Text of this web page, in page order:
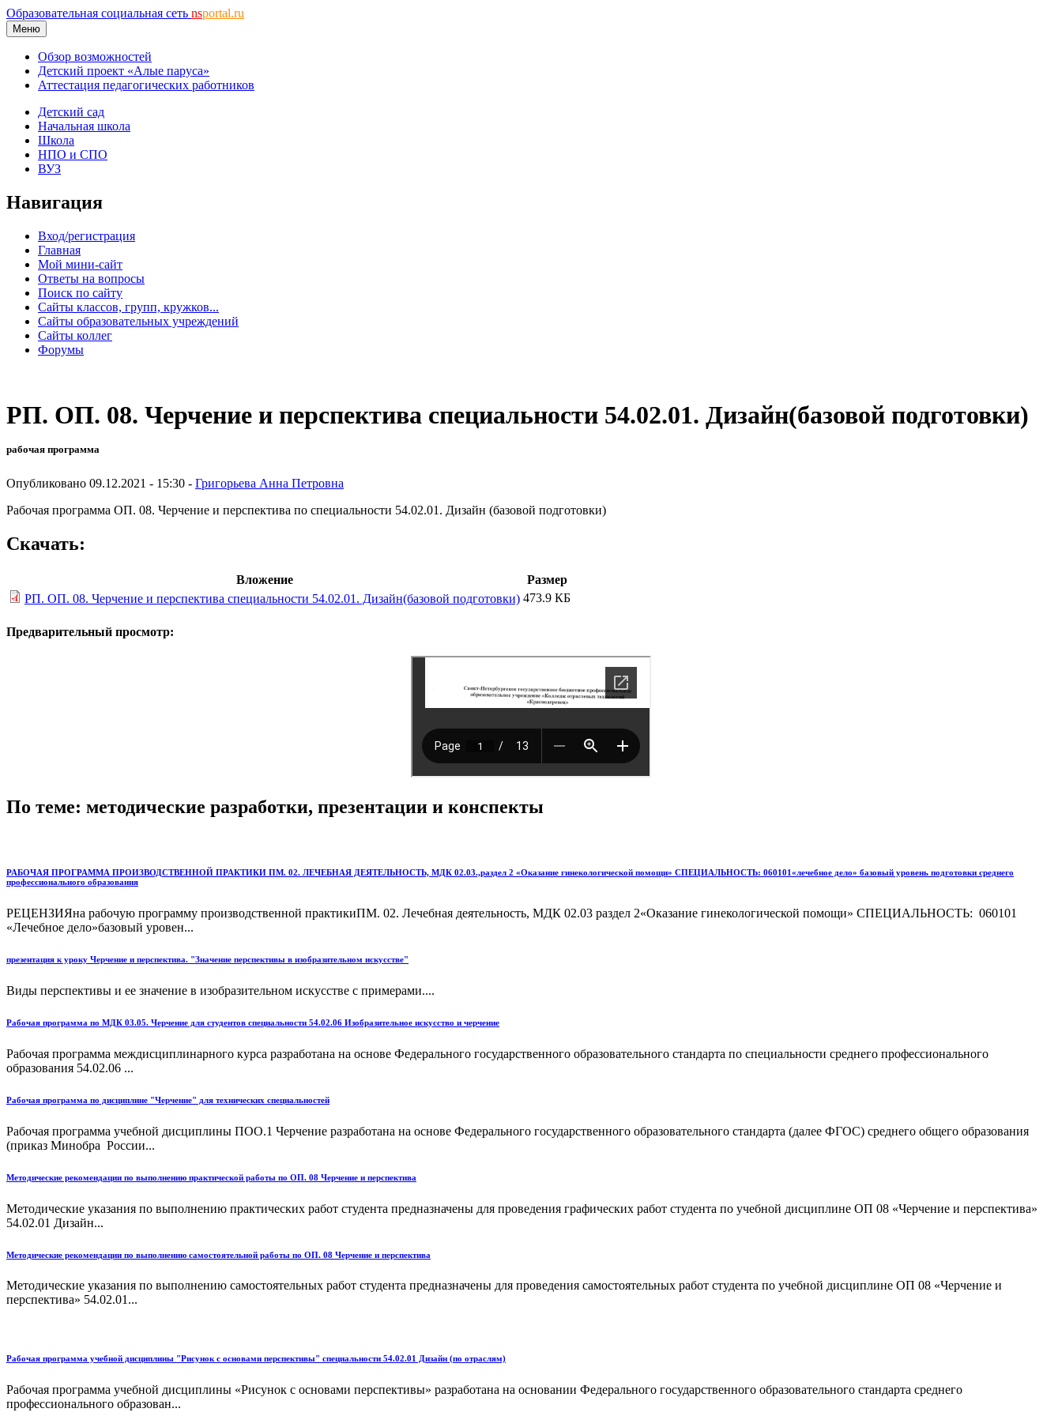
Образовательная социальная сеть nsportal.ru
Меню
Обзор возможностей
Детский проект «Алые паруса»
Аттестация педагогических работников
Детский сад
Начальная школа
Школа
НПО и СПО
ВУЗ
Навигация
Вход/регистрация
Главная
Мой мини-сайт
Ответы на вопросы
Поиск по сайту
Сайты классов, групп, кружков...
Сайты образовательных учреждений
Сайты коллег
Форумы
РП. ОП. 08. Черчение и перспектива специальности 54.02.01. Дизайн(базовой подготовки)
рабочая программа
Опубликовано 09.12.2021 - 15:30 - Григорьева Анна Петровна
Рабочая программа ОП. 08. Черчение и перспектива по специальности 54.02.01. Дизайн (базовой подготовки)
Скачать:
Вложение
Размер
РП. ОП. 08. Черчение и перспектива специальности 54.02.01. Дизайн(базовой подготовки) 473.9 КБ
Предварительный просмотр:
По теме: методические разработки, презентации и конспекты
РАБОЧАЯ ПРОГРАММА ПРОИЗВОДСТВЕННОЙ ПРАКТИКИ ПМ. 02. ЛЕЧЕБНАЯ ДЕЯТЕЛЬНОСТЬ, МДК 02.03.,раздел 2 «Оказание гинекологической помощи» СПЕЦИАЛЬНОСТЬ: 060101«лечебное дело» базовый уровень подготовки среднего
профессионального образования
РЕЦЕНЗИЯна рабочую программу производственной практикиПМ. 02. Лечебная деятельность, МДК 02.03 раздел 2«Оказание гинекологической помощи» СПЕЦИАЛЬНОСТЬ: 060101
«Лечебное дело»базовый уровен...
презентация к уроку Черчение и перспектива. "Значение перспективы в изобразительном искусстве"
Виды перспективы и ее значение в изобразительном искусстве с примерами....
Рабочая программа по МДК 03.05. Черчение для студентов специальности 54.02.06 Изобразительное искусство и черчение
Рабочая программа междисциплинарного курса разработана на основе Федерального государственного образовательного стандарта по специальности среднего профессионального
образования 54.02.06 ...
Рабочая программа по дисциплине "Черчение" для технических специальностей
Рабочая программа учебной дисциплины ПОО.1 Черчение разработана на основе Федерального государственного образовательного стандарта (далее ФГОС) среднего общего образования
(приказ Минобра России...
Методические рекомендации по выполнению практической работы по ОП. 08 Черчение и перспектива
Методические указания по выполнению практических работ студента предназначены для проведения графических работ студента по учебной дисциплине ОП 08 «Черчение и перспектива»
54.02.01 Дизайн...
Методические рекомендации по выполнению самостоятельной работы по ОП. 08 Черчение и перспектива
Методические указания по выполнению самостоятельных работ студента предназначены для проведения самостоятельных работ студента по учебной дисциплине ОП 08 «Черчение и
перспектива» 54.02.01...
Рабочая программа учебной дисциплины "Рисунок с основами перспективы" специальности 54.02.01 Дизайн (по отраслям)
Рабочая программа учебной дисциплины «Рисунок с основами перспективы» разработана на основании Федерального государственного образовательного стандарта среднего
профессионального образован...